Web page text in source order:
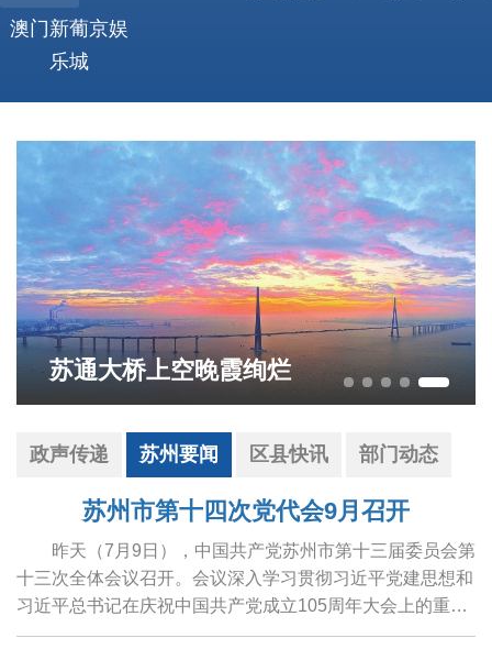
澳门新葡京娱
乐城
苏通大桥上空晚霞绚烂
政声传递 苏州要闻 区县快讯 部门动态
苏州市第十四次党代会9月召开
昨天（7月9日），中国共产党苏州市第十三届委员会第
十三次全体会议召开。会议深入学习贯彻习近平党建思想和
习近平总书记在庆祝中国共产党成立105周年大会上的重要
讲话精神，认真落实党中央部署及省委要求，按照有关规